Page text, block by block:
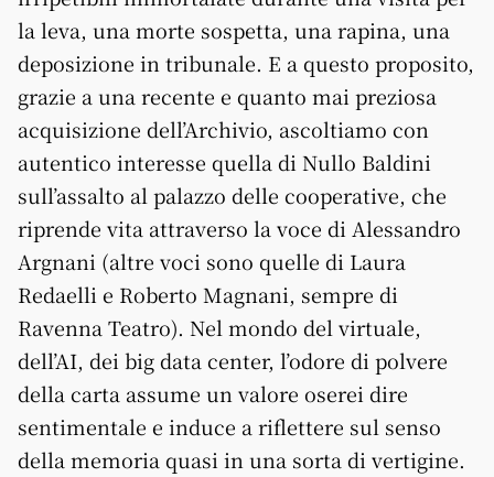
la leva, una morte sospetta, una rapina, una
deposizione in tribunale. E a questo proposito,
grazie a una recente e quanto mai preziosa
acquisizione dell’Archivio, ascoltiamo con
autentico interesse quella di Nullo Baldini
sull’assalto al palazzo delle cooperative, che
riprende vita attraverso la voce di Alessandro
Argnani (altre voci sono quelle di Laura
Redaelli e Roberto Magnani, sempre di
Ravenna Teatro). Nel mondo del virtuale,
dell’AI, dei big data center, l’odore di polvere
della carta assume un valore oserei dire
sentimentale e induce a riflettere sul senso
della memoria quasi in una sorta di vertigine.